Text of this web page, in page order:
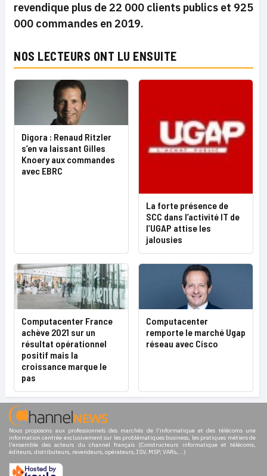
revendique plus de 22 000 clients publics et 925
000 commandes en 2019.
NOS LECTEURS ONT LU ENSUITE
Digora : Renaud Ritzler
s’en va laissant Gilles
Knoery aux commandes
avec EBRC
La forte présence de
SCC dans l’activité IT de
l’UGAP attise les
jalousies
Computacenter France
achève 2021 sur un
résultat opérationnel
positif mais la
croissance marque le
pas
Computacenter
remporte le marché Ugap
réseau avec Cisco
Nous proposons aux professionnels des marchés de l'informatique et des télécoms une
information centrée exclusivement sur les problématiques business, les pratiques métiers de
l'ensemble des acteurs du channel français (Constructeurs informatique et télécoms,
éditeurs, distributeurs, revendeurs, opérateurs, ISV, MSP, VARs,...)